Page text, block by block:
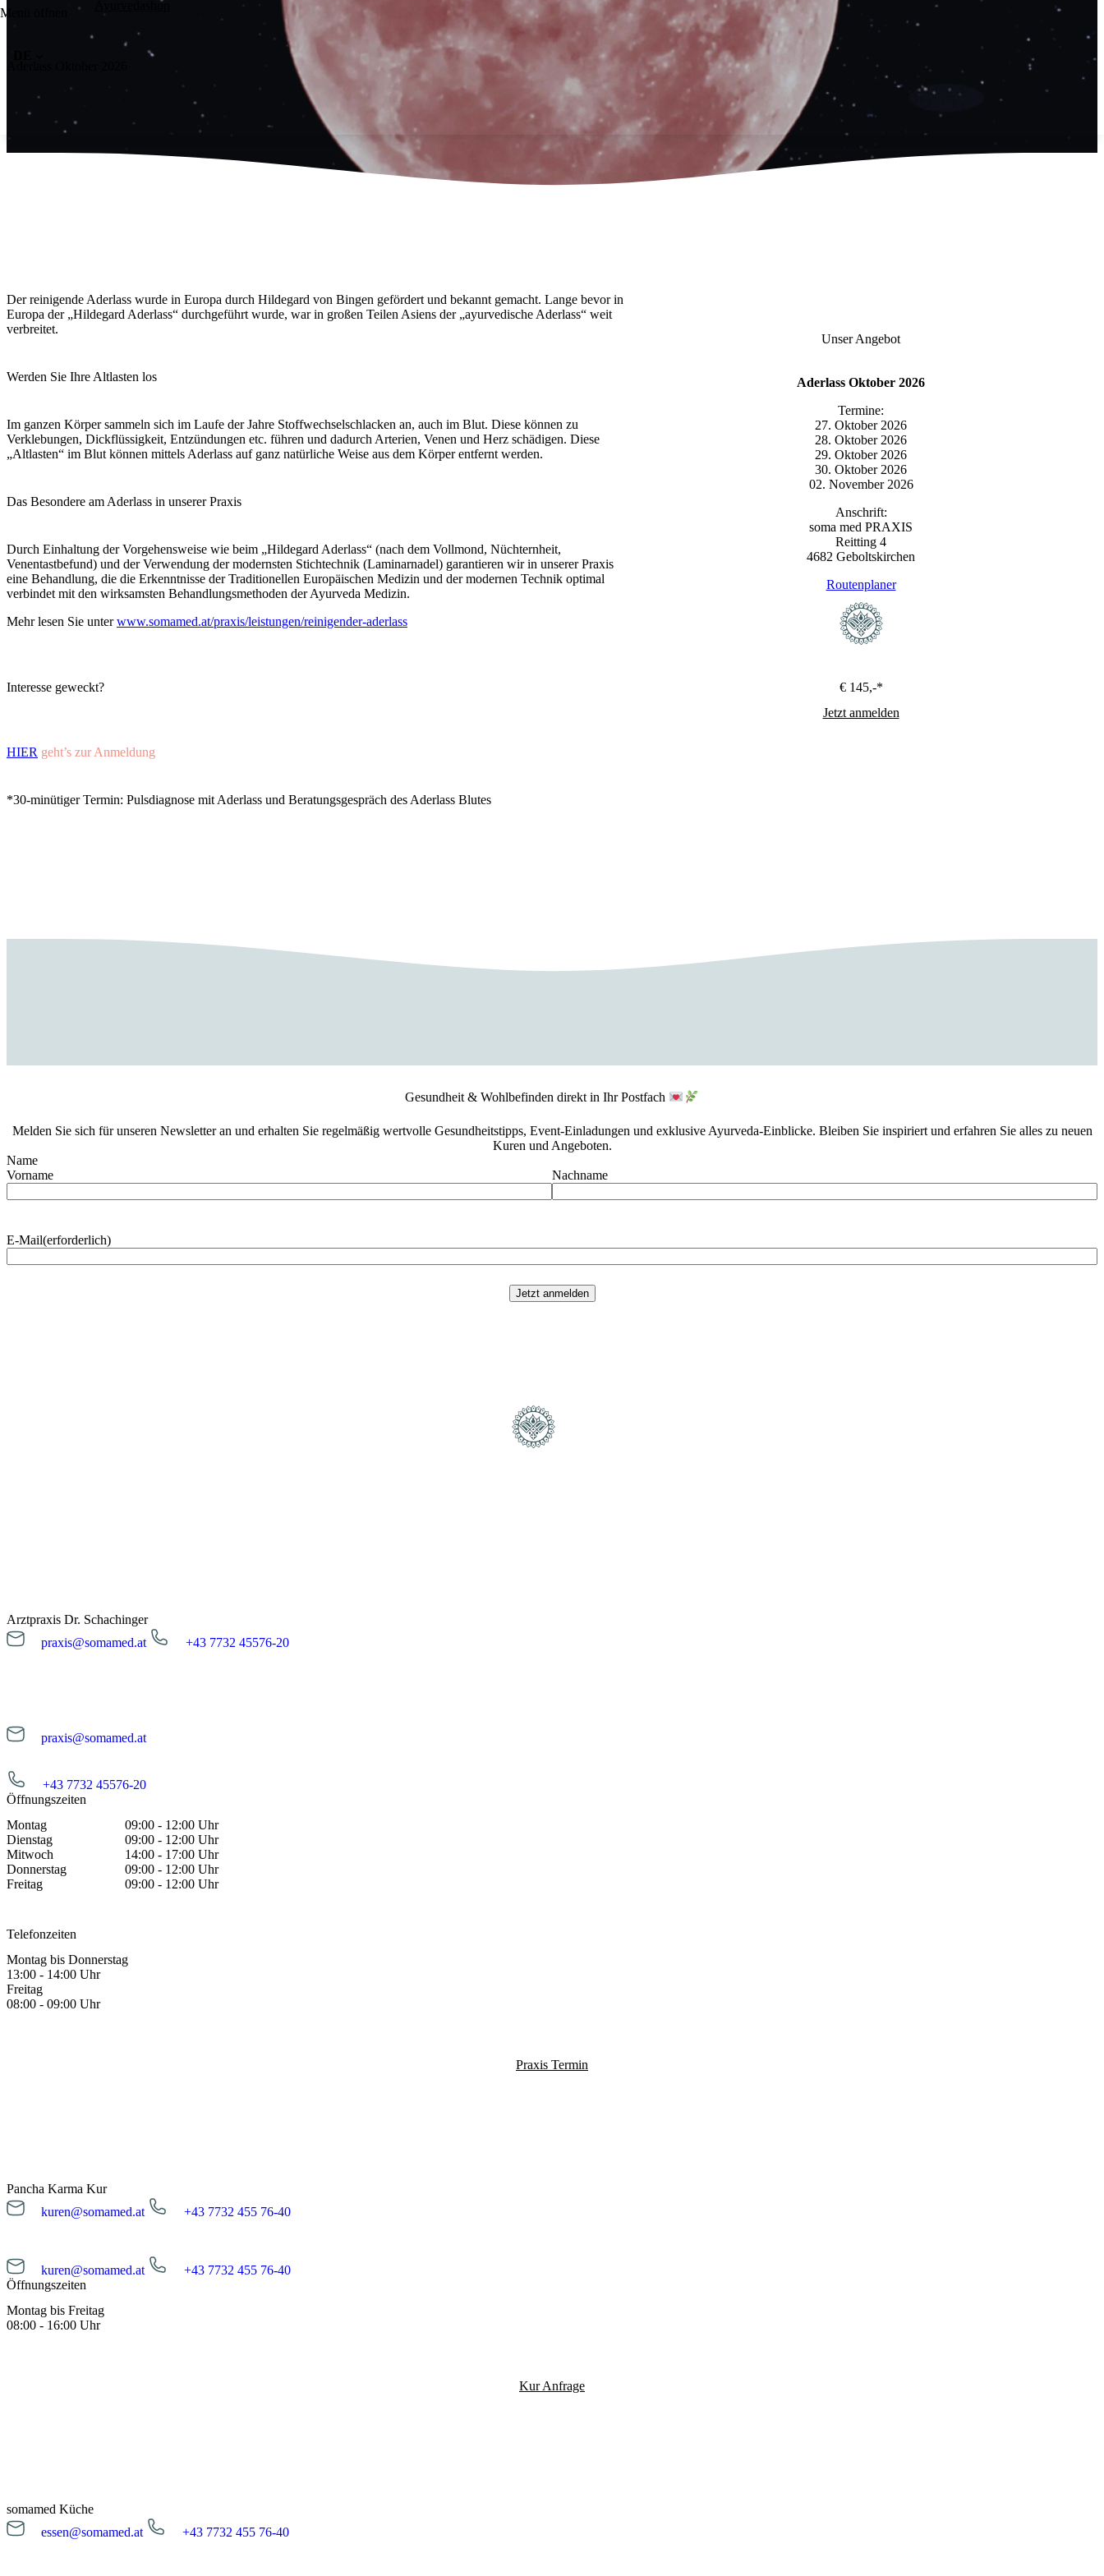
Menü öffnenKontakt / Anfahrt
Praxis Termin
Kontakt / Anfahrt
Kur buchen
Kontakt / Anfahrt
Ayurvedashop
Der reinigende Aderlass wurde in Europa durch Hildegard von Bingen gefördert und bekannt gemacht. Lange bevor in
Europa der „Hildegard Aderlass“ durchgeführt wurde, war in großen Teilen Asiens der „ayurvedische Aderlass“ weit
verbreitet.
Werden Sie Ihre Altlasten los
Im ganzen Körper sammeln sich im Laufe der Jahre Stoffwechselschlacken an, auch im Blut. Diese können zu
Verklebungen, Dickflüssigkeit, Entzündungen etc. führen und dadurch Arterien, Venen und Herz schädigen. Diese
„Altlasten“ im Blut können mittels Aderlass auf ganz natürliche Weise aus dem Körper entfernt werden.
Das Besondere am Aderlass in unserer Praxis
Durch Einhaltung der Vorgehensweise wie beim „Hildegard Aderlass“ (nach dem Vollmond, Nüchternheit,
Venentastbefund) und der Verwendung der modernsten Stichtechnik (Laminarnadel) garantieren wir in unserer Praxis
eine Behandlung, die die Erkenntnisse der Traditionellen Europäischen Medizin und der modernen Technik optimal
verbindet mit den wirksamsten Behandlungsmethoden der Ayurveda Medizin.
Mehr lesen Sie unterwww.somamed.at/praxis/leistungen/reinigender-aderlass
Interesse geweckt?
HIER geht’s zur Anmeldung
*30-minütiger Termin: Pulsdiagnose mit Aderlass und Beratungsgespräch des Aderlass Blutes
Unser Angebot
Aderlass Oktober 2026
Termine:
27. Oktober 2026
28. Oktober 2026
29. Oktober 2026
30. Oktober 2026
02. November 2026
Anschrift:
soma med PRAXIS
Reitting 4
4682 Geboltskirchen
Routenplaner
€ 145,-*
Jetzt anmelden
Gesundheit & Wohlbefinden direkt in Ihr Postfach
Melden Sie sich für unseren Newsletter an und erhalten Sie regelmäßig wertvolle Gesundheitstipps, Event-Einladungen und exklusive Ayurveda-Einblicke. Bleiben Sie inspiriert und erfahren Sie alles zu neuen
Kuren und Angeboten.
Name
Vorname
Nachname
E-Mail(erforderlich)
Jetzt anmelden
Arztpraxis Dr. Schachinger
praxis@somamed.at
+43 7732 45576-20
praxis@somamed.at
+43 7732 45576-20
Öffnungszeiten
Montag
09:00 - 12:00 Uhr
Dienstag
09:00 - 12:00 Uhr
Mitwoch
14:00 - 17:00 Uhr
Donnerstag
09:00 - 12:00 Uhr
Freitag
09:00 - 12:00 Uhr
Telefonzeiten
Montag bis Donnerstag
13:00 - 14:00 Uhr
Freitag
08:00 - 09:00 Uhr
Praxis Termin
Pancha Karma Kur
kuren@somamed.at
+43 7732 455 76-40
kuren@somamed.at
+43 7732 455 76-40
Öffnungszeiten
Montag bis Freitag
08:00 - 16:00 Uhr
Kur Anfrage
somamed Küche
essen@somamed.at
+43 7732 455 76-40